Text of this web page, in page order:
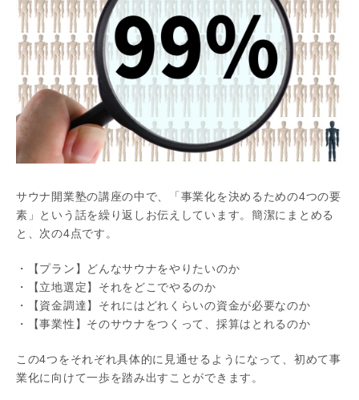
サウナ開業塾の講座の中で、「事業化を決めるための4つの要
素」という話を繰り返しお伝えしています。簡潔にまとめる
と、次の4点です。
・【プラン】どんなサウナをやりたいのか
・【立地選定】それをどこでやるのか
・【資金調達】それにはどれくらいの資金が必要なのか
・【事業性】そのサウナをつくって、採算はとれるのか
この4つをそれぞれ具体的に見通せるようになって、初めて事
業化に向けて一歩を踏み出すことができます。